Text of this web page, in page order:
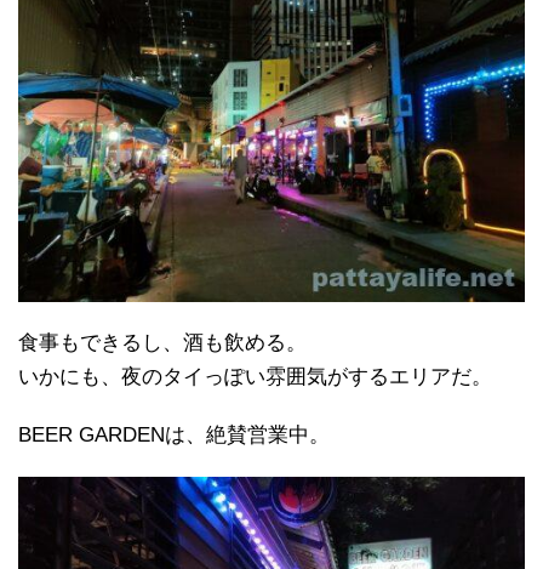
食事もできるし、酒も飲める。
いかにも、夜のタイっぽい雰囲気がするエリアだ。
BEER GARDENは、絶賛営業中。